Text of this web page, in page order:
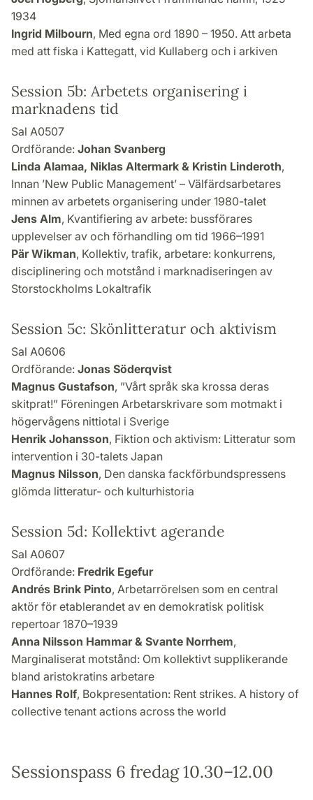
1934
Ingrid Milbourn, Med egna ord 1890 – 1950. Att arbeta
med att fiska i Kattegatt, vid Kullaberg och i arkiven
Session 5b: Arbetets organisering i
marknadens tid
Sal A0507
Ordförande: Johan Svanberg
Linda Alamaa, Niklas Altermark & Kristin Linderoth,
Innan ’New Public Management’ – Välfärdsarbetares
minnen av arbetets organisering under 1980-talet
Jens Alm, Kvantifiering av arbete: bussförares
upplevelser av och förhandling om tid 1966–1991
Pär Wikman, Kollektiv, trafik, arbetare: konkurrens,
disciplinering och motstånd i marknadiseringen av
Storstockholms Lokaltrafik
Session 5c: Skönlitteratur och aktivism
Sal A0606
Ordförande: Jonas Söderqvist
Magnus Gustafson, ”Vårt språk ska krossa deras
skitprat!” Föreningen Arbetarskrivare som motmakt i
högervågens nittiotal i Sverige
Henrik Johansson, Fiktion och aktivism: Litteratur som
intervention i 30-talets Japan
Magnus Nilsson, Den danska fackförbundspressens
glömda litteratur- och kulturhistoria
Session 5d: Kollektivt agerande
Sal A0607
Ordförande: Fredrik Egefur
Andrés Brink Pinto, Arbetarrörelsen som en central
aktör för etablerandet av en demokratisk politisk
repertoar 1870–1939
Anna Nilsson Hammar & Svante Norrhem,
Marginaliserat motstånd: Om kollektivt supplikerande
bland aristokratins arbetare
Hannes Rolf, Bokpresentation: Rent strikes. A history of
collective tenant actions across the world
Sessionspass 6 fredag 10.30–12.00